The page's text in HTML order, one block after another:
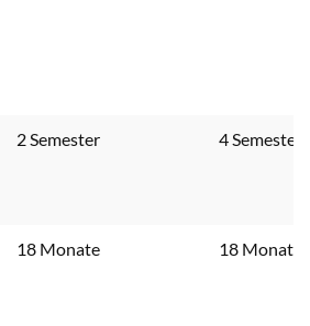
2 Semester 4 Semester
18 Monate 18 Monate